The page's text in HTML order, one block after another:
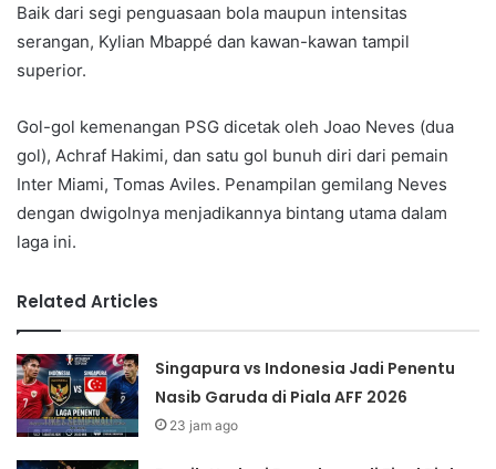
Baik dari segi penguasaan bola maupun intensitas
serangan, Kylian Mbappé dan kawan-kawan tampil
superior.
Gol-gol kemenangan PSG dicetak oleh Joao Neves (dua
gol), Achraf Hakimi, dan satu gol bunuh diri dari pemain
Inter Miami, Tomas Aviles. Penampilan gemilang Neves
dengan dwigolnya menjadikannya bintang utama dalam
laga ini.
Related Articles
Singapura vs Indonesia Jadi Penentu
Nasib Garuda di Piala AFF 2026
23 jam ago